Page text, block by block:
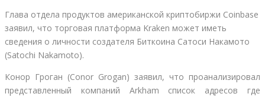
Глава отдела продуктов американской криптобиржи Coinbase
заявил, что торговая платформа Kraken может иметь
сведения о личности создателя Биткоина Сатоси Накамото
(Satochi Nakamoto).
Конор Гроган (Conor Grogan) заявил, что проанализировал
представленный компаний Arkham список адресов где